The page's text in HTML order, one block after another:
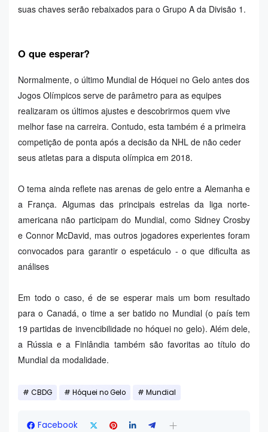
suas chaves serão rebaixados para o Grupo A da Divisão 1.
O que esperar?
Normalmente, o último Mundial de Hóquei no Gelo antes dos
Jogos Olímpicos serve de parâmetro para as equipes
realizaram os últimos ajustes e descobrirmos quem vive
melhor fase na carreira. Contudo, esta também é a primeira
competição de ponta após a decisão da NHL de não ceder
seus atletas para a disputa olímpica em 2018.
O tema ainda reflete nas arenas de gelo entre a Alemanha e
a França. Algumas das principais estrelas da liga norte-
americana não participam do Mundial, como Sidney Crosby
e Connor McDavid, mas outros jogadores experientes foram
convocados para garantir o espetáculo - o que dificulta as
análises
Em todo o caso, é de se esperar mais um bom resultado
para o Canadá, o time a ser batido no Mundial (o país tem
19 partidas de invencibilidade no hóquei no gelo). Além dele,
a Rússia e a Finlândia também são favoritas ao título do
Mundial da modalidade.
CBDG Hóquei no Gelo Mundial
Facebook